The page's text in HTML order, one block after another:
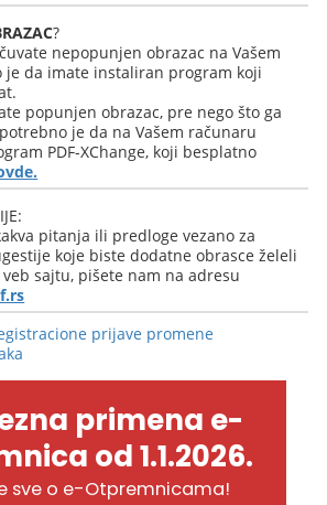
?
nepopunjen obrazac na Vašem
je da imate instaliran program koji
popunjen obrazac, pre nego što ga
je da na Vašem računaru
PDF-XChange, koji besplatno
pitanja ili predloge vezano za
koje biste dodatne obrasce želeli
sajtu, pišete nam na adresu
prijave promene
primena e-
od 1.1.2026.
sve o e-Otpremnicama!